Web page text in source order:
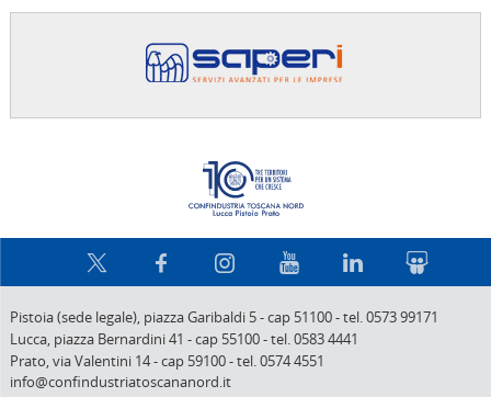
Pistoia (sede legale), piazza Garibaldi 5-cap 51100-tel. 0573 99171
Lucca, piazza Bernardini 41 -cap 55100-tel. 0583 4441
Prato,via Valentini 14-cap 59100-tel. 0574 4551
info@confindustriatoscananord.it